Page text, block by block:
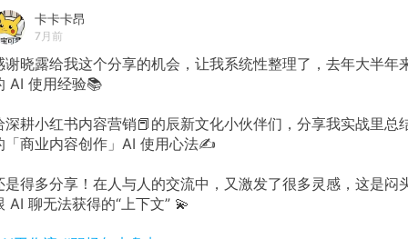
卡卡卡昂
7月前
谢晓露给我这个分享的机会，让我系统性整理了，去年大半年
AI 使用经验📚
深耕小红书内容营销📕的辰新文化小伙伴们，分享我实战里总
「商业内容创作」AI 使用心法✍️
是得多分享！在人与人的交流中，又激发了很多灵感，这是闷
AI 聊无法获得的“上下文” 💫